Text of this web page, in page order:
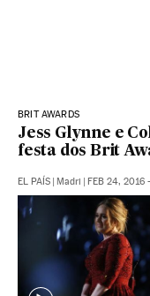
BRIT AWARDS
Jess Glynne e
festa dos Brit
EL PAÍS Madri FEB 24, 2016